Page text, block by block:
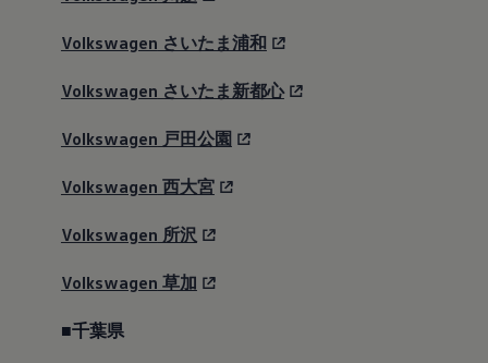
Volkswagen さいたま浦和
Volkswagen さいたま新都心
Volkswagen 戸田公園
Volkswagen 西大宮
Volkswagen 所沢
Volkswagen 草加
■千葉県